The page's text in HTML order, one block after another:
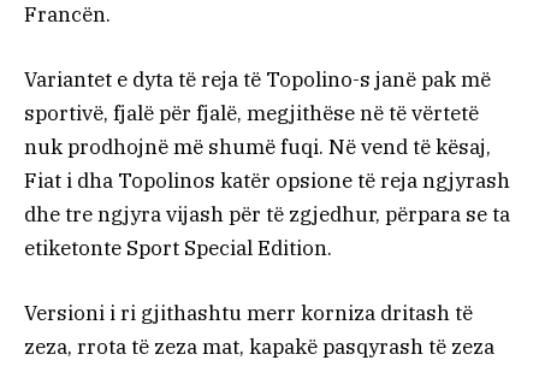
Francën.
Variantet e dyta të reja të Topolino-s janë pak më
sportivë, fjalë për fjalë, megjithëse në të vërtetë
nuk prodhojnë më shumë fuqi. Në vend të kësaj,
Fiat i dha Topolinos katër opsione të reja ngjyrash
dhe tre ngjyra vijash për të zgjedhur, përpara se ta
etiketonte Sport Special Edition.
Versioni i ri gjithashtu merr korniza dritash të
zeza, rrota të zeza mat, kapakë pasqyrash të zeza